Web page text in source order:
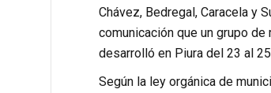
Chávez, Bedregal, Caracela y
comunicación que un grupo
desarrolló en Piura del 23 al
Según la ley orgánica de